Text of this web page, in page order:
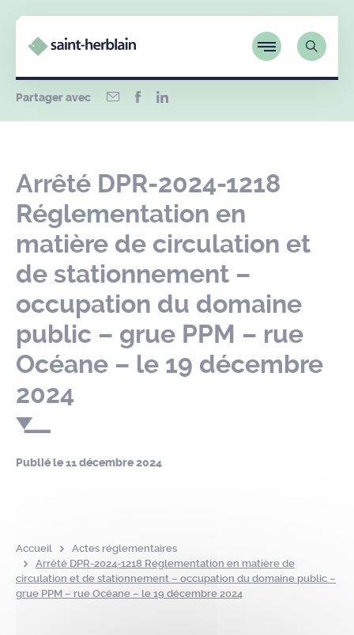
Partager avec
Arrêté DPR-2024-1218
Réglementation en
matière de circulation et
de stationnement –
occupation du domaine
public – grue PPM – rue
Océane – le 19 décembre
2024
Publié le11 décembre 2024
Accueil
Actes réglementaires
Arrêté DPR-2024-1218 Réglementation en matière de
circulation et de stationnement – occupation du domaine public –
grue PPM – rue Océane – le 19 décembre 2024